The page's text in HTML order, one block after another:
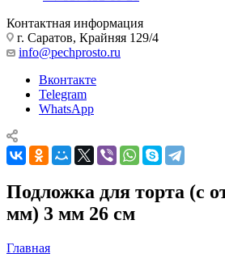
Контактная информация
г. Саратов, Крайняя 129/4
Вконтакте
Telegram
Подложка для торта (с
мм) 3 мм 26 см